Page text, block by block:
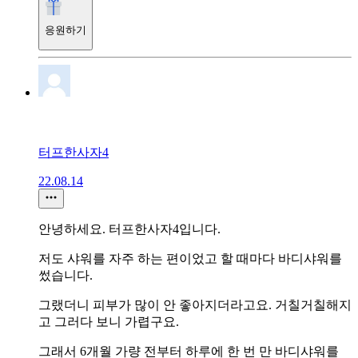
응원하기
터프한사자4
22.08.14
안녕하세요. 터프한사자4입니다.
저도 샤워를 자주 하는 편이었고 할 때마다 바디샤워를
썼습니다.
그랬더니 피부가 많이 안 좋아지더라고요. 거칠거칠해지
고 그러다 보니 가렵구요.
그래서 6개월 가량 전부터 하루에 한 번 만 바디샤워를